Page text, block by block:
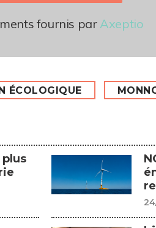
fournis parAxeptio
ÉCOLOGIQUE
plus